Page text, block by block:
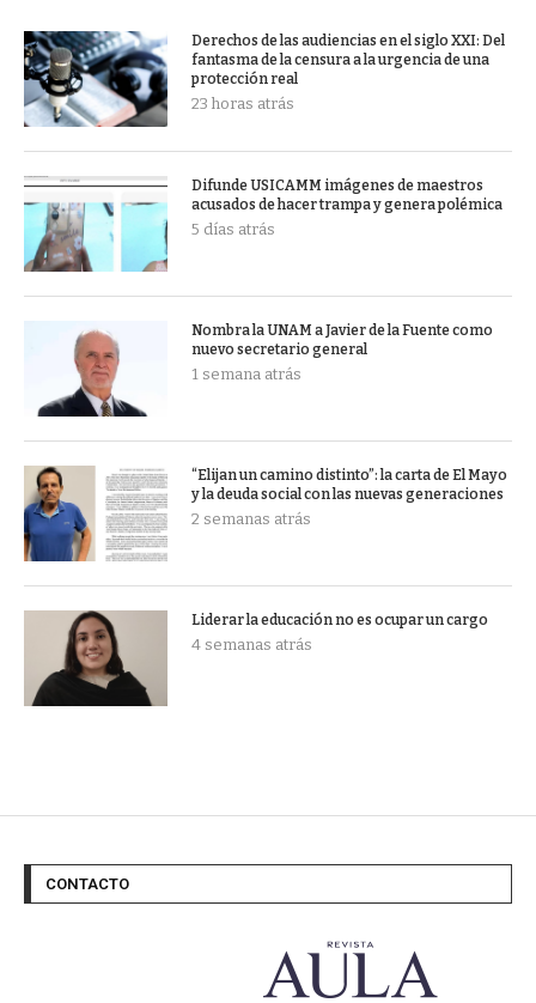
Derechos de las audiencias en el siglo XXI: Del
fantasma de la censura a la urgencia de una
protección real
23 horas atrás
Difunde USICAMM imágenes de maestros
acusados de hacer trampa y genera polémica
5 días atrás
Nombra la UNAM a Javier de la Fuente como
nuevo secretario general
1 semana atrás
“Elijan un camino distinto”: la carta de El Mayo
y la deuda social con las nuevas generaciones
2 semanas atrás
Liderar la educación no es ocupar un cargo
4 semanas atrás
CONTACTO